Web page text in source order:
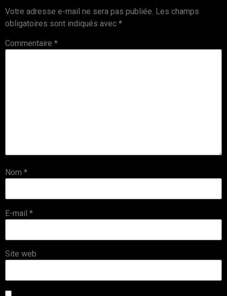
Votre adresse e-mail ne sera pas publiée. Les champs
obligatoires sont indiqués avec *
Commentaire *
Nom *
E-mail *
Site web